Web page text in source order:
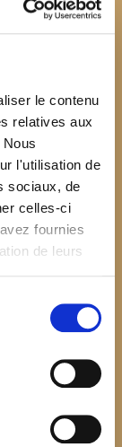
le contenu
relatives aux
l'utilisation de
sociaux, de
celles-ci
fournies
de leurs